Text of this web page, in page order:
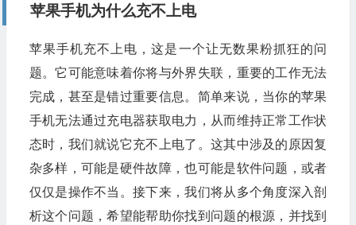
苹果手机为什么充不上电
苹果手机充不上电，这是一个让无数果粉抓狂的问
题。它可能意味着你将与外界失联，重要的工作无法
完成，甚至是错过重要信息。简单来说，当你的苹果
手机无法通过充电器获取电力，从而维持正常工作状
态时，我们就说它充不上电了。这其中涉及的原因复
杂多样，可能是硬件故障，也可能是软件问题，或者
仅仅是操作不当。接下来，我们将从多个角度深入剖
析这个问题，希望能帮助你找到问题的根源，并找到